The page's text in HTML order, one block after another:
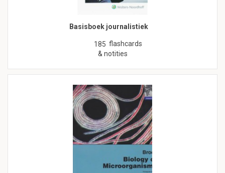
Basisboek journalistiek
185 flashcards
& notities